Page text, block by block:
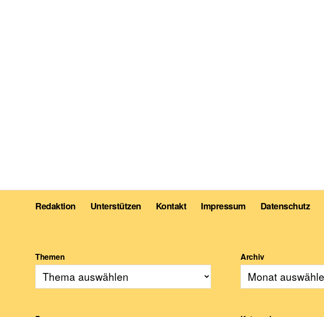
Redaktion Unterstützen Kontakt Impressum Datenschutz
Themen Archiv